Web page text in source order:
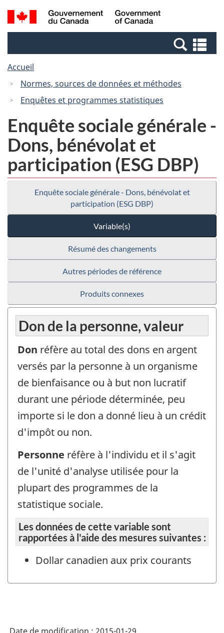
Passer
au
Passer
à
Canada
Recherche
et
et
Accueil
Normes, sources de données et méthodes
Enquêtes et programmes statistiques
Enquête sociale générale -
Dons, bénévolat et
participation (ESG DBP)
Enquête sociale générale - Dons, bénévolat et
participation (ESG DBP)
Variable(s)
Résumé des changements
Autres périodes de référence
Produits connexes
Don de la personne, valeur
Don réfère au total des dons en argent
versés par la personne à un organisme
de bienfaisance ou à but non lucratif
durant une période déterminée, peu
importe si le don a donné lieu à un crédit
d'impôt ou non.
Personne réfère à l'individu et il s'agit
de l'unité d'analyse utilisée pour la
plupart des programmes de la
statistique sociale.
Les données de cette variable sont
rapportées à l'aide des mesures suivantes :
Dollar canadien aux prix courants
Date de modification : 2015-01-29